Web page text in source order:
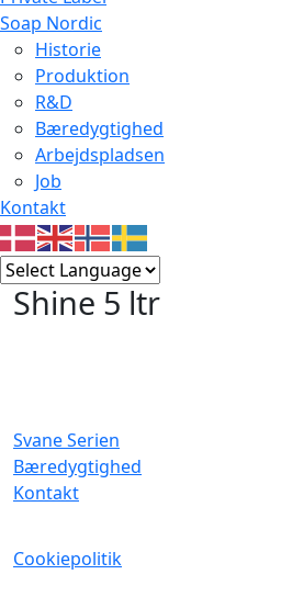
Soap Nordic
Historie
Produktion
R&D
Bæredygtighed
Arbejdspladsen
Job
Kontakt
Shine 5 ltr
Svane Serien
Bæredygtighed
Kontakt
Cookiepolitik